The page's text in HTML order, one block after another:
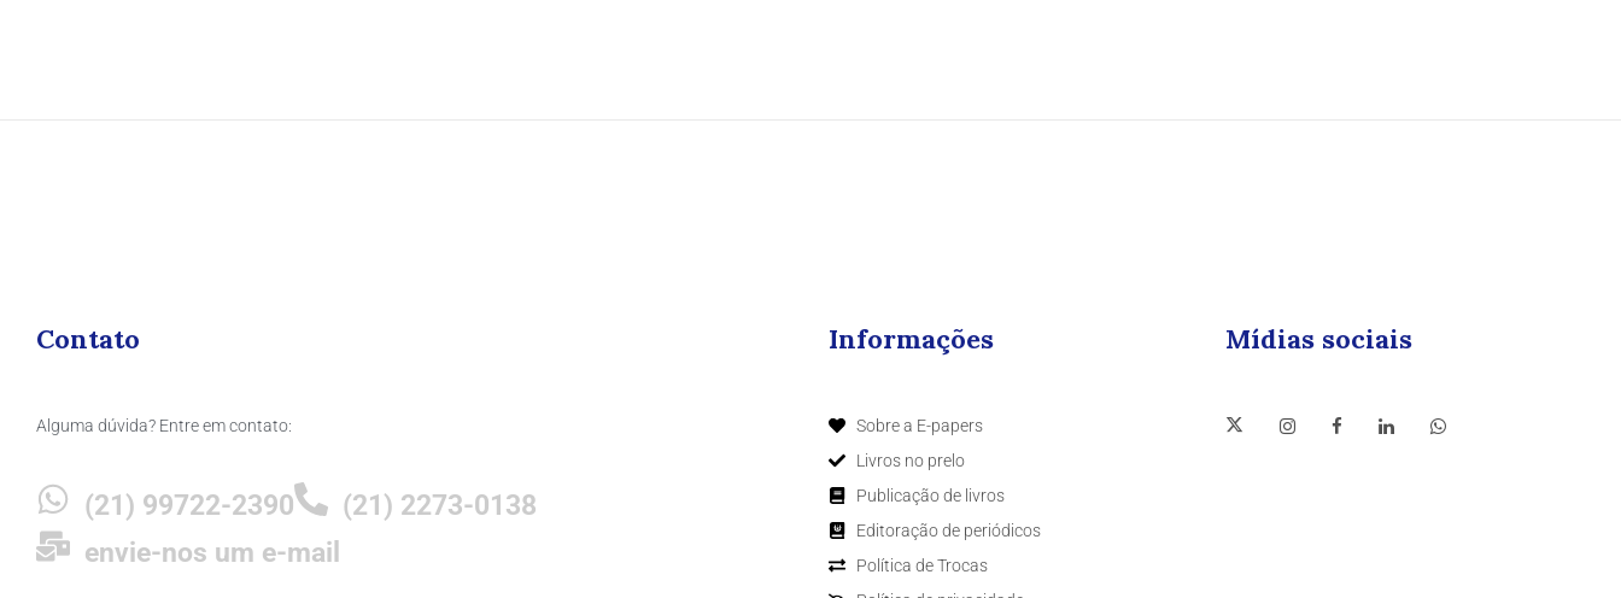
Contato
Alguma dúvida? Entre em contato:
(21) 99722-2390
(21) 2273-0138
envie-nos um e-mail
Informações
Sobre a E-papers
Livros no prelo
Publicação de livros
Editoração de periódicos
Política de Trocas
Mídias sociais